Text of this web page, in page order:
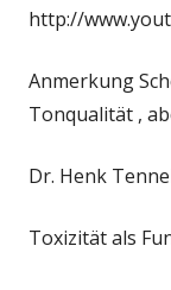
http://
Anmerkung
Tonqualität ,
Dr. Henk
Toxizität als